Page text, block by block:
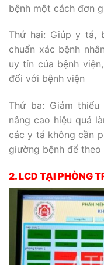
bệnh một cách đơn
Thứ hai: Giúp y tá,
chuẩn xác bệnh
uy tín của bệnh
đối với bệnh viện
Thứ ba: Giảm
nâng cao hiệu quả
các y tá không cần
giường bệnh để
2. LCD TẠI PHÒNG